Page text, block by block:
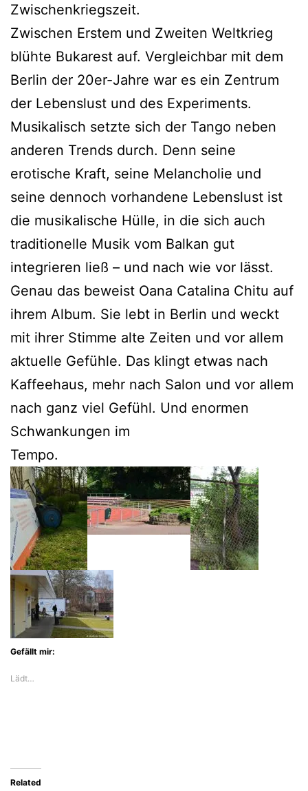
Zwischenkriegszeit.
Zwischen Erstem und Zweiten Weltkrieg
blühte Bukarest auf. Vergleichbar mit dem
Berlin der 20er-Jahre war es ein Zentrum
der Lebenslust und des Experiments.
Musikalisch setzte sich der Tango neben
anderen Trends durch. Denn seine
erotische Kraft, seine Melancholie und
seine dennoch vorhandene Lebenslust ist
die musikalische Hülle, in die sich auch
traditionelle Musik vom Balkan gut
integrieren ließ – und nach wie vor lässt.
Genau das beweist Oana Catalina Chitu auf
ihrem Album. Sie lebt in Berlin und weckt
mit ihrer Stimme alte Zeiten und vor allem
aktuelle Gefühle. Das klingt etwas nach
Kaffeehaus, mehr nach Salon und vor allem
nach ganz viel Gefühl. Und enormen
Schwankungen im
Tempo.
Gefällt mir:
Lädt…
Related